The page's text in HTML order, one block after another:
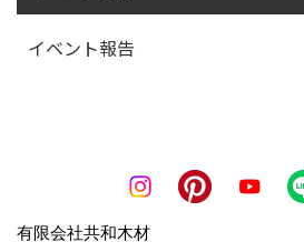
目的もしくは、それと合理的
範囲内で、業務の遂行上必要
利用します。
イベント報告
有限会社共和木材